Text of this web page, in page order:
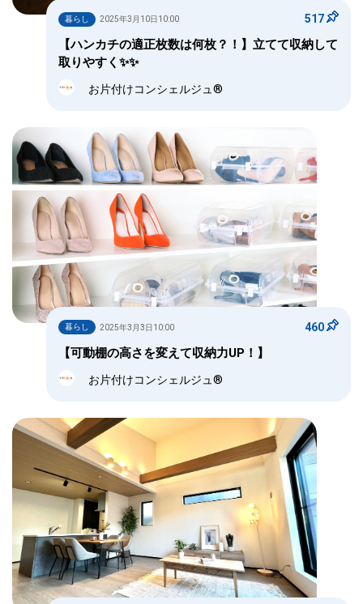
暮らし 2025年3月10日10:00 517
【ハンカチの適正枚数は何枚？！】立てて収納して
取りやすく✨✨
お片付けコンシェルジュ®
暮らし 2025年3月3日10:00 460
【可動棚の高さを変えて収納力UP！】
お片付けコンシェルジュ®